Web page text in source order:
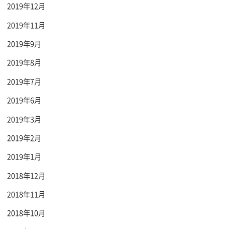
2019年12月
2019年11月
2019年9月
2019年8月
2019年7月
2019年6月
2019年3月
2019年2月
2019年1月
2018年12月
2018年11月
2018年10月